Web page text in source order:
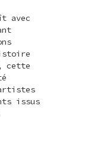
avec
cette
issus